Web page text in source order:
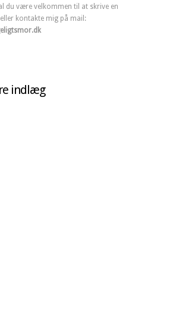
du være velkommen til at skrive en
kontakte mig på mail:
indlæg